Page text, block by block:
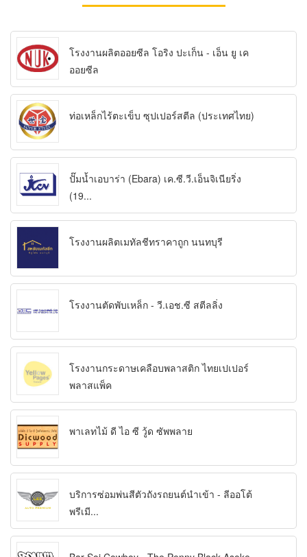
โรงงานผลิตออยซีล โอริง ปะเก็น - เอ็น ยู เค
ออยซีล
ท่อเหล็กไร้ตะเข็บ ซุปเปอร์สตีล (ประเทศไทย)
ปั๊มน้ำเอบาร่า (Ebara) เค.ซี.วี.เอ็นจิเนียริ่ง
(19...
โรงงานผลิตเมทัลชีทราคาถูก นนทบุรี
โรงงานตัดพับเหล็ก - วี.เอช.ซี สตีลลิ่ง
โรงงานกระดาษเคลือบพลาสติก ไทยเปเปอร์
พลาสแพ็ค
พาเลทไม้ ดี ไอ ซี วู้ด ซัพพลาย
บริการซ่อมพ่นสีตัวถังรถยนต์นำเข้า - ลีออโต้
พรีเมี...